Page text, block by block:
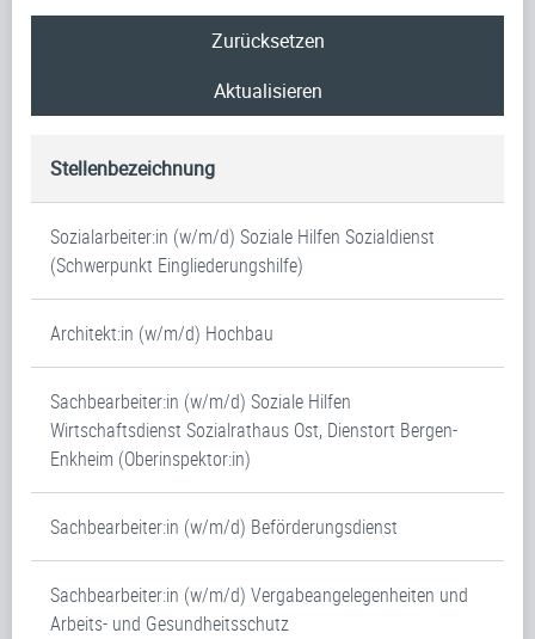
Zurücksetzen
Aktualisieren
Stellenbezeichnung
Sozialarbeiter:in (w/m/d) Soziale Hilfen Sozialdienst
(Schwerpunkt Eingliederungshilfe)
Architekt:in (w/m/d) Hochbau
Sachbearbeiter:in (w/m/d) Soziale Hilfen
Wirtschaftsdienst Sozialrathaus Ost, Dienstort Bergen-
Enkheim (Oberinspektor:in)
Sachbearbeiter:in (w/m/d) Beförderungsdienst
Sachbearbeiter:in (w/m/d) Vergabeangelegenheiten und
Arbeits- und Gesundheitsschutz